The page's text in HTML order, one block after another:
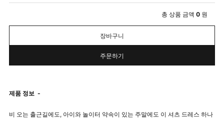
총 상품 금액 0 원
장바구니
주문하기
제품 정보 -
비 오는 출근길에도, 아이와 놀이터 약속이 있는 주말에도 이 셔츠 드레스 하나